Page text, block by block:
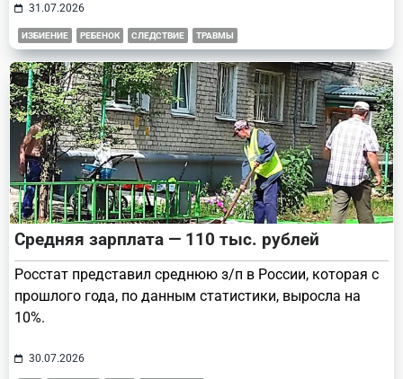
31.07.2026
ИЗБИЕНИЕ РЕБЕНОК СЛЕДСТВИЕ ТРАВМЫ
Средняя зарплата — 110 тыс. рублей
Росстат представил среднюю з/п в России, которая с
прошлого года, по данным статистики, выросла на
10%.
30.07.2026